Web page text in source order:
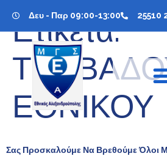
Δευ - Παρ 09:00-13:00 25510
Ετικέτα:
ΕΘΝΙΚΟΥ
Σας Προσκαλούμε Να Βρεθούμε Όλοι